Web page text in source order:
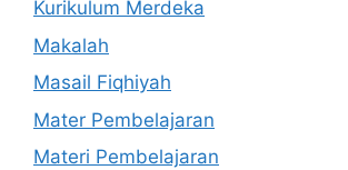
Kurikulum Merdeka
Makalah
Masail Fiqhiyah
Mater Pembelajaran
Materi Pembelajaran